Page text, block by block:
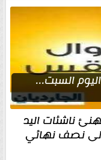
السبت...
ناشئات اليد
إلى نصف نهائي